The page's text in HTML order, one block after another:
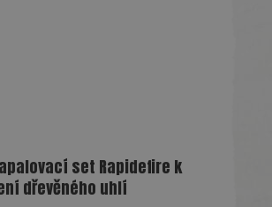
set Rapidefire k
dřevěného uhlí